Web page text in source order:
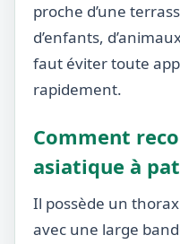
proche d’une
d’enfants,
faut éviter toute
rapidement.
Comment
asiatique à
Il possède un
avec une large